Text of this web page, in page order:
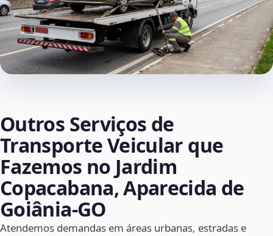
Outros Serviços de
Transporte Veicular que
Fazemos no Jardim
Copacabana, Aparecida de
Goiânia‑GO
Atendemos demandas em áreas urbanas, estradas e